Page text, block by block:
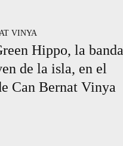
VINYA
Hippo, la banda
de la isla, en el
Can Bernat Vinya